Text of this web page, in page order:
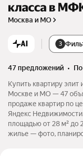
класса в
Москва и МО
AI 3
47 предложений •
Купить квартиру
Москве и МО — 47
продаже квартир по
Яндекс
площадью от 28 м² до
жилье — фото,